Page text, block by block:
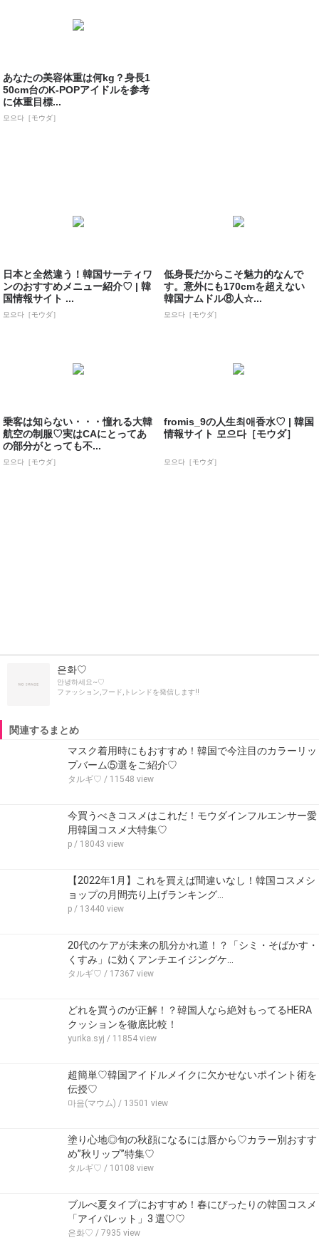
あなたの美容体重は何kg？身長1
50cm台のK-POPアイドルを参考
に体重目標...
모으다［モウダ］
日本と全然違う！韓国サーティワ
ンのおすすめメニュー紹介♡ | 韓
国情報サイト ...
모으다［モウダ］
低身長だからこそ魅力的なんで
す。意外にも170cmを超えない
韓国ナムドル⑧人☆...
모으다［モウダ］
乗客は知らない・・・憧れる大韓
航空の制服♡実はCAにとってあ
の部分がとっても不...
모으다［モウダ］
fromis_9の人生최애香水♡ | 韓国
情報サイト 모으다［モウダ］
모으다［モウダ］
은화♡
안녕하세요~♡
ファッション,フード,トレンドを発信します!!
関連するまとめ
マスク着用時にもおすすめ！韓国で今注目のカラーリッ
プバーム⑤選をご紹介♡
タルギ♡ / 11548 view
今買うべきコスメはこれだ！モウダインフルエンサー愛
用韓国コスメ大特集♡
p / 18043 view
【2022年1月】これを買えば間違いなし！韓国コスメシ
ョップの月間売り上げランキング…
p / 13440 view
20代のケアが未来の肌分かれ道！？「シミ・そばかす・
くすみ」に効くアンチエイジングケ…
タルギ♡ / 17367 view
どれを買うのが正解！？韓国人なら絶対もってるHERA
クッションを徹底比較！
yurika.syj / 11854 view
超簡単♡韓国アイドルメイクに欠かせないポイント術を
伝授♡
마음(マウム) / 13501 view
塗り心地◎旬の秋顔になるには唇から♡カラー別おすす
め”秋リップ”特集♡
タルギ♡ / 10108 view
ブルべ夏タイプにおすすめ！春にぴったりの韓国コスメ
「アイパレット」3 選♡♡
은화♡ / 7935 view